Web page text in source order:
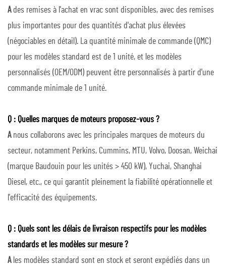
A des remises à l'achat en vrac sont disponibles, avec des remises
plus importantes pour des quantités d'achat plus élevées
(négociables en détail). La quantité minimale de commande (QMC)
pour les modèles standard est de 1 unité, et les modèles
personnalisés (OEM/ODM) peuvent être personnalisés à partir d'une
commande minimale de 1 unité.
Q : Quelles marques de moteurs proposez-vous ?
A nous collaborons avec les principales marques de moteurs du
secteur, notamment Perkins, Cummins, MTU, Volvo, Doosan, Weichai
(marque Baudouin pour les unités > 450 kW), Yuchai, Shanghai
Diesel, etc., ce qui garantit pleinement la fiabilité opérationnelle et
l'efficacité des équipements.
Q : Quels sont les délais de livraison respectifs pour les modèles
standards et les modèles sur mesure ?
A les modèles standard sont en stock et seront expédiés dans un